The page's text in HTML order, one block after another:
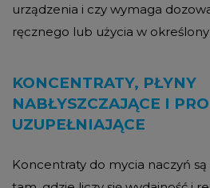
urządzenia i czy wymaga
ręcznego lub użycia w
KONCENTRATY, PŁYNY
NABŁYSZCZAJĄCE I
UZUPEŁNIAJĄCE
Koncentraty do mycia naczyń